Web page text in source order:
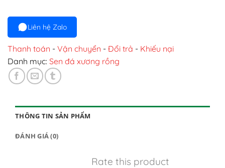
Liên hệ Zalo
Thanh toán - Vận chuyển - Đổi trả - Khiếu nại
Danh mục: Sen đá xương rồng
THÔNG TIN SẢN PHẨM
ĐÁNH GIÁ (0)
Rate this product